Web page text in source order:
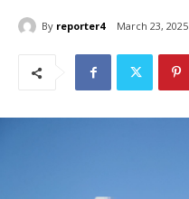
By reporter4 March 23, 2025